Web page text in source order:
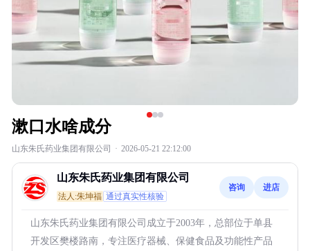
漱口水啥成分
山东朱氏药业集团有限公司 · 2026-05-21 22:12:00
山东朱氏药业集团有限公司
法人:朱坤福 通过真实性核验
咨询 进店
山东朱氏药业集团有限公司成立于2003年，总部位于单县
开发区樊楼路南，专注医疗器械、保健食品及功能性产品